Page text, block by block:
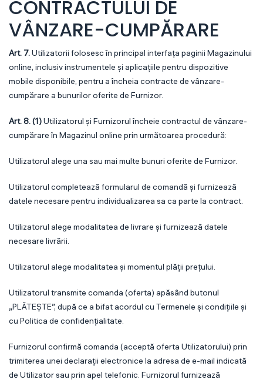
CONTRACTULUI DE
VÂNZARE-CUMPĂRARE
Art. 7.Utilizatorii folosesc în principal interfața paginii Magazinului
online, inclusiv instrumentele și aplicațiile pentru dispozitive
mobile disponibile, pentru a încheia contracte de vânzare-
cumpărare a bunurilor oferite de Furnizor.
Art. 8. (1)Utilizatorul și Furnizorul încheie contractul de vânzare-
cumpărare în Magazinul online prin următoarea procedură:
Utilizatorul alege una sau mai multe bunuri oferite de Furnizor.
Utilizatorul completează formularul de comandă și furnizează
datele necesare pentru individualizarea sa ca parte la contract.
Utilizatorul alege modalitatea de livrare și furnizează datele
necesare livrării.
Utilizatorul alege modalitatea și momentul plății prețului.
Utilizatorul transmite comanda (oferta) apăsând butonul
„PLĂTEȘTE”, după ce a bifat acordul cu Termenele și condițiile și
cu Politica de confidențialitate.
Furnizorul confirmă comanda (acceptă oferta Utilizatorului) prin
trimiterea unei declarații electronice la adresa de e-mail indicată
de Utilizator sau prin apel telefonic. Furnizorul furnizează